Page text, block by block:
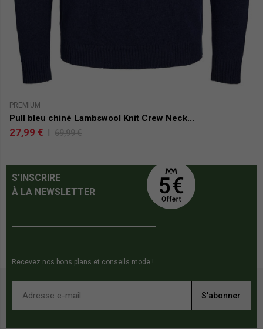
PREMIUM
Pull bleu chiné Lambswool Knit Crew Neck...
27,99 € | 69,99 €
S'INSCRIRE
À LA NEWSLETTER
Recevez nos bons plans et conseils mode !
S’abonner